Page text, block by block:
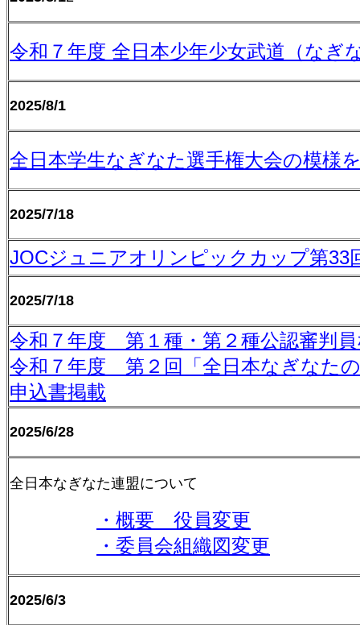
令和７年度 全日本少年少女武道（なぎ
2025/8/1
全日本学生なぎなた選手権大会の模様
2025/7/18
JOCジュニアオリンピックカップ第33
2025/7/18
令和７年度 第１種・第２種公認審判
令和７年度 第２回「全日本なぎなた
申込書掲載
2025/6/28
全日本なぎなた連盟について
・概要 役員変更
・委員会組織図変更
2025/6/3